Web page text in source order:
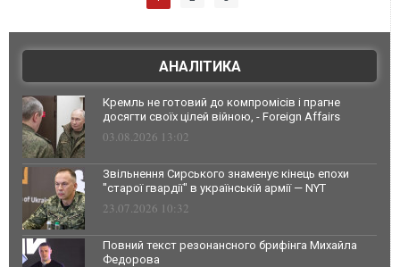
АНАЛІТИКА
Кремль не готовий до компромісів і прагне
досягти своїх цілей війною, - Foreign Affairs
03.08.2026 13:02
Звільнення Сирського знаменує кінець епохи
"старої гвардії" в українській армії — NYT
23.07.2026 10:32
Повний текст резонансного брифінга Михайла
Федорова